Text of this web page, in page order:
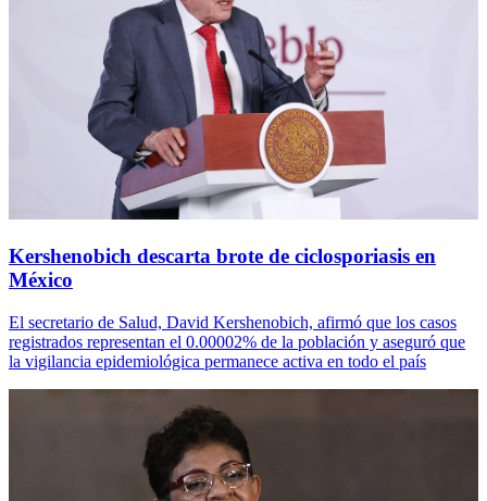
Kershenobich descarta brote de ciclosporiasis en
México
El secretario de Salud, David Kershenobich, afirmó que los casos
registrados representan el 0.00002% de la población y aseguró que
la vigilancia epidemiológica permanece activa en todo el país